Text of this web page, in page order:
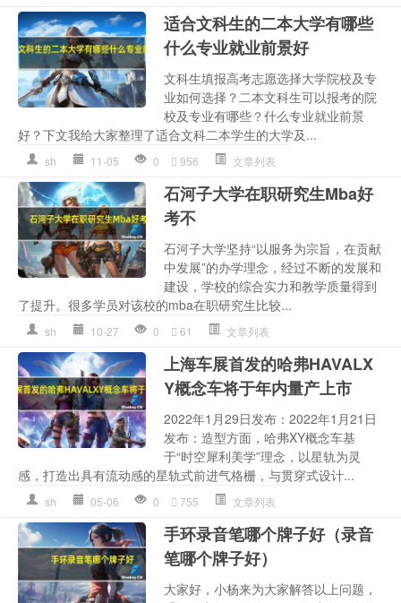
适合文科生的二本大学有哪些
什么专业就业前景好
文科生填报高考志愿选择大学院校及专
业如何选择？二本文科生可以报考的院
校及专业有哪些？什么专业就业前景
好？下文我给大家整理了适合文科二本学生的大学及...
sh 11-05 0 956 文章列表
石河子大学在职研究生Mba好
考不
石河子大学坚持“以服务为宗旨，在贡献
中发展”的办学理念，经过不断的发展和
建设，学校的综合实力和教学质量得到
了提升。很多学员对该校的mba在职研究生比较...
sh 10-27 0 61 文章列表
上海车展首发的哈弗HAVALX
Y概念车将于年内量产上市
2022年1月29日发布：2022年1月21日
发布：造型方面，哈弗XY概念车基
于“时空犀利美学”理念，以星轨为灵
感，打造出具有流动感的星轨式前进气格栅，与贯穿式设计...
sh 05-06 0 755 文章列表
手环录音笔哪个牌子好（录音
笔哪个牌子好）
大家好，小杨来为大家解答以上问题，